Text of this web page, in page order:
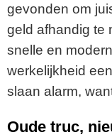
gevonden om
geld afhandig te
snelle en
werkelijkheid
slaan alarm,
Oude truc,